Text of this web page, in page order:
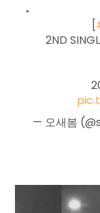
[
2ND
— 오새봄